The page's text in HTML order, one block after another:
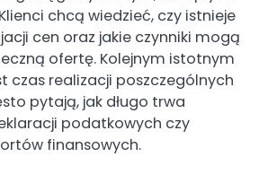
chcą wiedzieć, czy istnieje
cen oraz jakie czynniki mogą
ofertę. Kolejnym istotnym
czas realizacji poszczególnych
pytają, jak długo trwa
podatkowych czy
finansowych.